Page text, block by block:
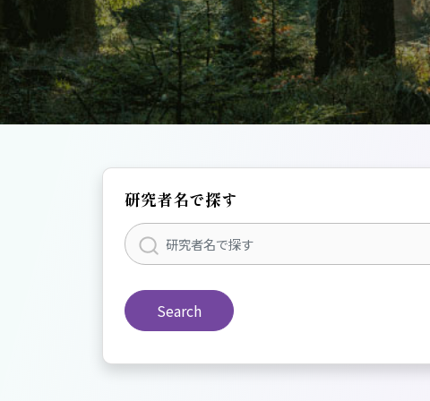
研究者名で探す
Search